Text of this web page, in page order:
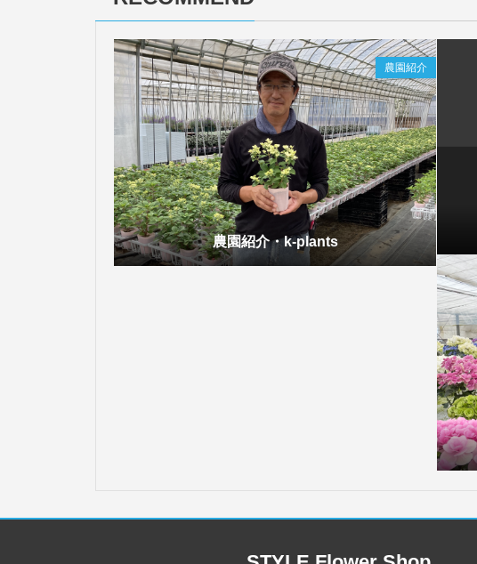
農園紹介・k-plants
農園紹介